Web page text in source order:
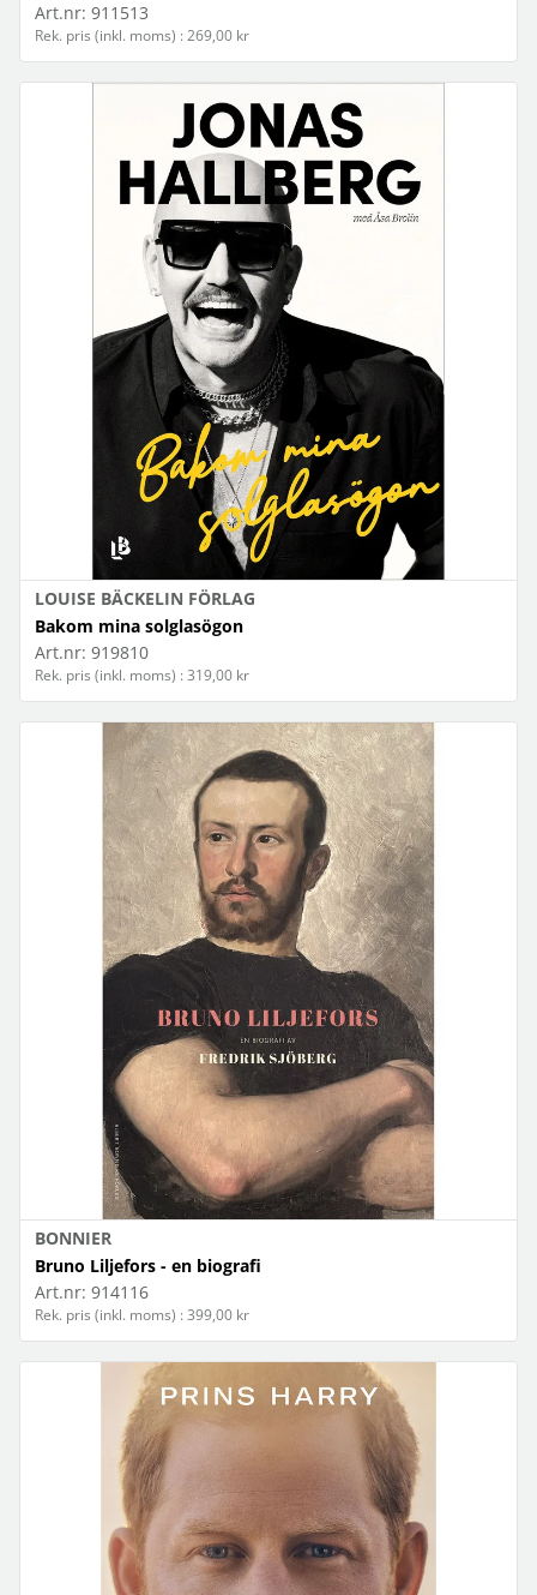
Art.nr: 911513
Rek. pris (inkl. moms) : 269,00 kr
LOUISE BÄCKELIN FÖRLAG
Bakom mina solglasögon
Art.nr: 919810
Rek. pris (inkl. moms) : 319,00 kr
BONNIER
Bruno Liljefors - en biografi
Art.nr: 914116
Rek. pris (inkl. moms) : 399,00 kr